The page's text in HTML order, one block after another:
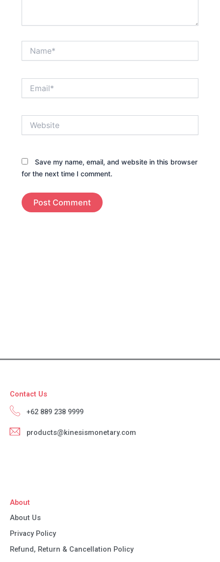
Save my name, email, and website in this browser
for the next time I comment.
Contact Us
+62 889 238 9999
products@kinesismonetary.com
About
About Us
Privacy Policy
Refund, Return & Cancellation Policy